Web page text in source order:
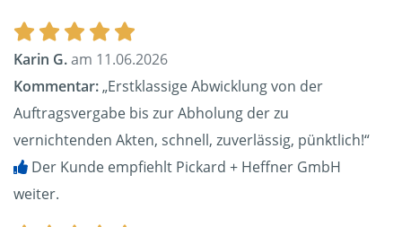
Karin G.am 11.06.2026
Kommentar:„Erstklassige Abwicklung von der
Auftragsvergabe bis zur Abholung der zu
vernichtenden Akten, schnell, zuverlässig, pünktlich!“
Der Kunde empfiehlt Pickard + Heffner GmbH
weiter.